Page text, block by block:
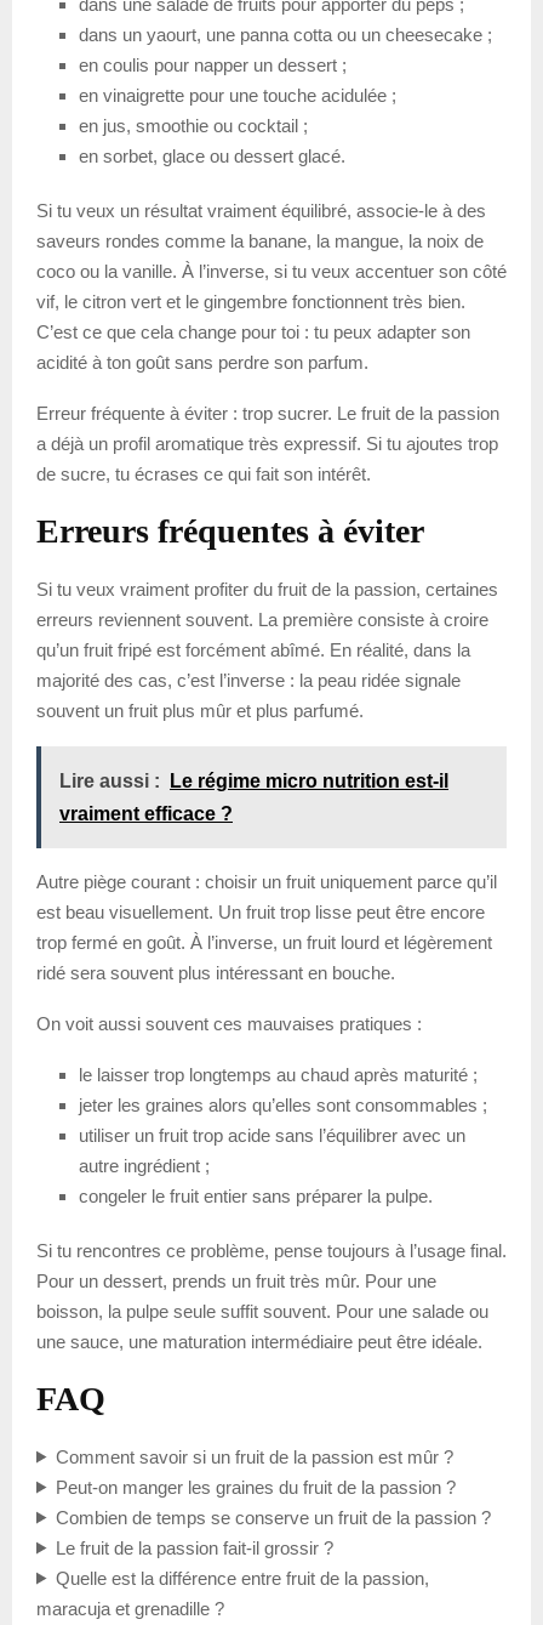
dans un yaourt, une panna cotta ou un cheesecake ;
en coulis pour napper un dessert ;
en vinaigrette pour une touche acidulée ;
en jus, smoothie ou cocktail ;
en sorbet, glace ou dessert glacé.
Si tu veux un résultat vraiment équilibré, associe-le à des
saveurs rondes comme la banane, la mangue, la noix de
coco ou la vanille. À l’inverse, si tu veux accentuer son côté
vif, le citron vert et le gingembre fonctionnent très bien.
C’est ce que cela change pour toi : tu peux adapter son
acidité à ton goût sans perdre son parfum.
Erreur fréquente à éviter : trop sucrer. Le fruit de la passion
a déjà un profil aromatique très expressif. Si tu ajoutes trop
de sucre, tu écrases ce qui fait son intérêt.
Erreurs fréquentes à éviter
Si tu veux vraiment profiter du fruit de la passion, certaines
erreurs reviennent souvent. La première consiste à croire
qu’un fruit fripé est forcément abîmé. En réalité, dans la
majorité des cas, c’est l’inverse : la peau ridée signale
souvent un fruit plus mûr et plus parfumé.
Lire aussi :
Le régime micro nutrition est-il
vraiment efficace ?
Autre piège courant : choisir un fruit uniquement parce qu’il
est beau visuellement. Un fruit trop lisse peut être encore
trop fermé en goût. À l’inverse, un fruit lourd et légèrement
ridé sera souvent plus intéressant en bouche.
On voit aussi souvent ces mauvaises pratiques :
le laisser trop longtemps au chaud après maturité ;
jeter les graines alors qu’elles sont consommables ;
utiliser un fruit trop acide sans l’équilibrer avec un
autre ingrédient ;
congeler le fruit entier sans préparer la pulpe.
Si tu rencontres ce problème, pense toujours à l’usage final.
Pour un dessert, prends un fruit très mûr. Pour une
boisson, la pulpe seule suffit souvent. Pour une salade ou
une sauce, une maturation intermédiaire peut être idéale.
FAQ
Comment savoir si un fruit de la passion est mûr ?
Peut-on manger les graines du fruit de la passion ?
Combien de temps se conserve un fruit de la passion ?
Le fruit de la passion fait-il grossir ?
Quelle est la différence entre fruit de la passion,
maracuja et grenadille ?